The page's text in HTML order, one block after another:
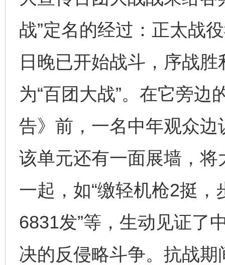
战”定名的经过：正太战
日晚已开始战斗，序战
为“百团大战”。在它旁
告》前，一名中年观众边
该单元还有一面展墙，
一起，如“缴轻机枪2挺
6831发”等，生动见证了
决的反侵略斗争。抗战